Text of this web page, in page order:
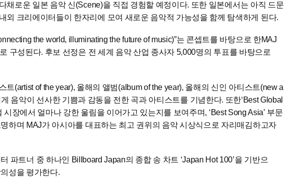
채로운 일본 음악 신(Scene)을 직접 경험할 예정이다. 또한 일본에서는 아직 드문
외 크리에이터들이 한자리에 모여 새로운 음악적 가능성을 함께 탐색하게 된다.
the world, illuminating the future of music)”는 콘셉트를 바탕으로 한MAJ
구성된다. 후보 선정은 전 세계 음악 산업 종사자 5,000명의 투표를 바탕으로
트(artist of the year), 올해의 앨범(album of the year), 올해의 신인 아티스트(new a
음악이 선사한 기쁨과 감동을 전한 곡과 아티스트를 기념한다. 또한‘Best Global
장에서 얼마나 강한 울림을 이어가고 있는지를 보여주며, ‘Best Song Asia’ 부문
하며 MAJ가 아시아를 대표하는 최고 권위의 음악 시상식으로 자리매김하고자
파트너 중 하나인 Billboard Japan의 종합 송 차트 ‘Japan Hot 100’을 기반으
성을 평가한다.